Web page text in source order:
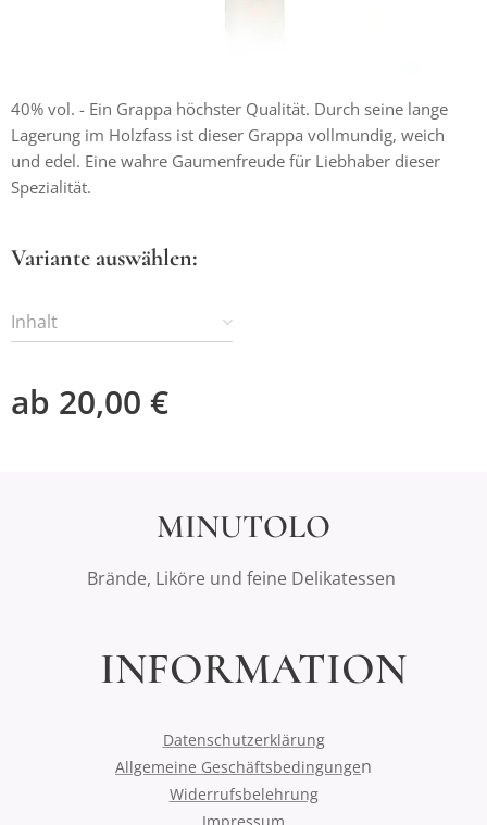
40% vol. - Ein Grappa höchster Qualität. Durch seine lange
Lagerung im Holzfass ist dieser Grappa vollmundig, weich
und edel. Eine wahre Gaumenfreude für Liebhaber dieser
Spezialität.
Variante auswählen:
Inhalt
ab 20,00 €
MINUTOLO
Brände, Liköre und feine Delikatessen
INFORMATION
Datenschutzerklärung
Allgemeine Geschäftsbedingungen
Widerrufsbelehrung